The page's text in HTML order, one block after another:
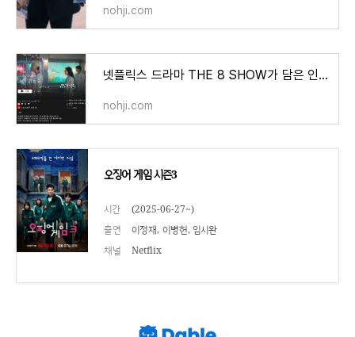
nohji.com
넷플릭스 드라마 THE 8 SHOW가 담은 인간미에 경악하고 감탄했다
nohji.com
오징어 게임 시즌3
시간
(2025-06-27~)
출연
이정재, 이병헌, 임시완
채널
Netflix